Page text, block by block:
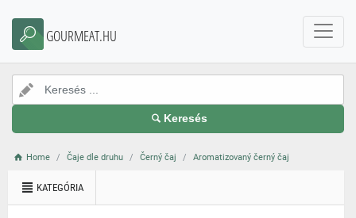
GOURMEAT.HU
Keresés
Home Čaje dle druhu Černý čaj Aromatizovaný černý čaj
KATEGÓRIA